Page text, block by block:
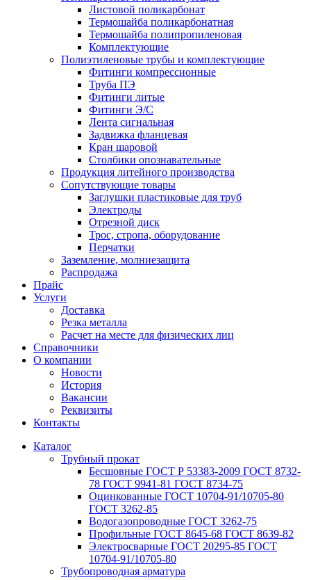
Листовой поликарбонат
Термошайба поликарбонатная
Термошайба полипропиленовая
Комплектующие
Полиэтиленовые трубы и комплектующие
Фитинги компрессионные
Труба ПЭ
Фитинги литые
Фитинги Э/С
Лента сигнальная
Задвижка фланцевая
Кран шаровой
Столбики опознавательные
Продукция литейного производства
Сопутствующие товары
Заглушки пластиковые для труб
Электроды
Отрезной диск
Трос, стропа, оборудование
Перчатки
Заземление, молниезащита
Распродажа
Прайс
Услуги
Доставка
Резка металла
Расчет на месте для физических лиц
Справочники
О компании
Новости
История
Вакансии
Реквизиты
Контакты
Каталог
Трубный прокат
Беcшовные ГОСТ Р 53383-2009 ГОСТ 8732-
78 ГОСТ 9941-81 ГОСТ 8734-75
Оцинкованные ГОСТ 10704-91/10705-80
ГОСТ 3262-85
Водогазопроводные ГОСТ 3262-75
Профильные ГОСТ 8645-68 ГОСТ 8639-82
Электросварные ГОСТ 20295-85 ГОСТ
10704-91/10705-80
Трубопроводная арматура